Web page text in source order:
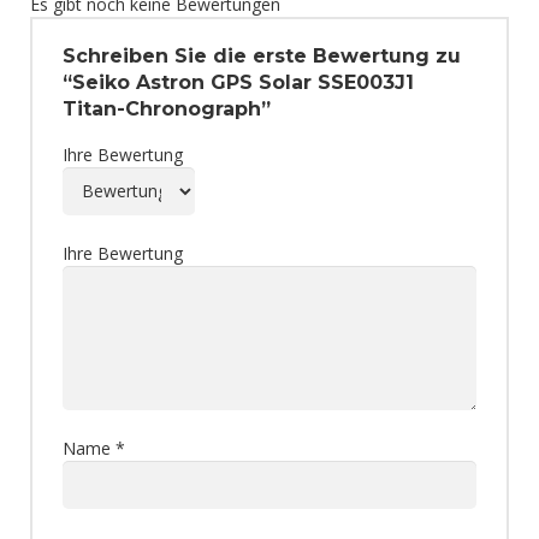
Schreiben Sie die erste Bewertung zu
“Seiko Astron GPS Solar SSE003J1
Titan-Chronograph”
Ihre Bewertung
Ihre Bewertung
Name *